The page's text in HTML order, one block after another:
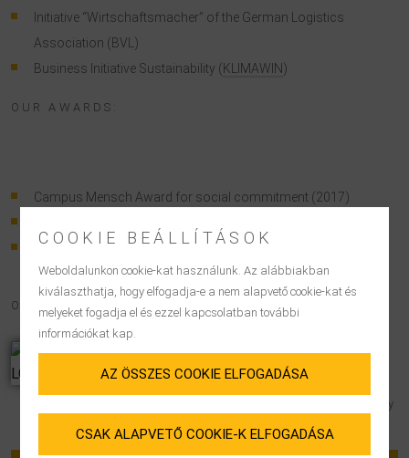
Initiative “Wirtschaftsmacher” of the German Logistics
Association (BVL)
Business Initiative Sustainability (KLIMAWIN)
OUR AWARDS:
Campus Mensch Award for social commitment (2017)
Lufthansa Cargo Award (2016)
OUR CERTIFICATES:
LGI has been a certified Authorized Economic
Operator (AEO) since 2009. As an AEO, we enjoy
customs simplifications within the entire EU.
COOKIE BEÁLLÍTÁSOK
Weboldalunkon cookie-kat használunk. Az alábbiakban
kiválaszthatja, hogy elfogadja-e a nem alapvető cookie-kat és
melyeket fogadja el és ezzel kapcsolatban további
információkat kap.
AZ ÖSSZES COOKIE ELFOGADÁSA
CSAK ALAPVETŐ COOKIE-K ELFOGADÁSA